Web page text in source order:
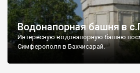
Водонапорная башня в
Интересную водонапорную башню
Симферополя в Бахчисарай.